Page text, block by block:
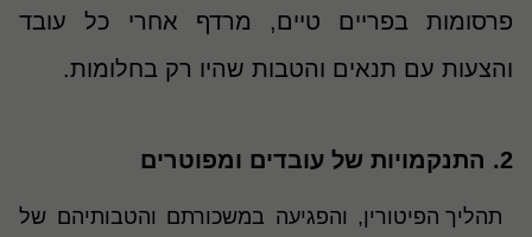
פרסומות בפריים טיים, מרדף אחרי כל עובד
והצעות עם תנאים והטבות שהיו רק בחלומות.
2. התנקמויות של עובדים ומפוטרים
תהליך הפיטורין, והפגיעה במשכורתם והטבותיהם של